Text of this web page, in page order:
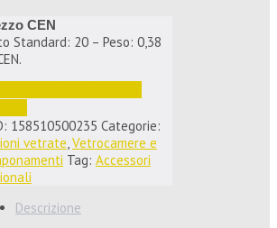
CEN
Standard: 20 – Peso: 0,38
158510500235 Categorie:
vetrate,Vetrocamere e
Tag: Accessori
Descrizione